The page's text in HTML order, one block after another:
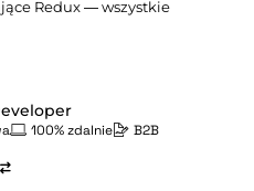
Redux — wszystkie
100% zdalnie B2B